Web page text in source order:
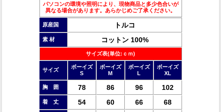
パソコンの環境や照明により、現物商品と多少色合いが
異なる場合があります。あらかじめご了承ください。
原産国 トルコ
素 材 コットン 100%
サイズ表(単位:ｃｍ)
サイズ
ボーイズ
S
ボーイズ
M
ボーイズ
L
ボーイズ
XL
胸 囲 78 86 96 102
着 丈 54 60 66 68